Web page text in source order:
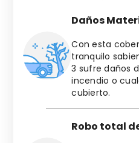
Daños
Con esta
tranquilo
3 sufre daños
incendio o
cubierto.
Robo total